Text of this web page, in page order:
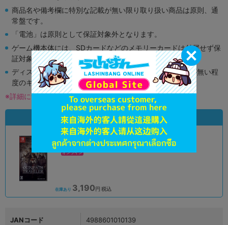
商品名や備考欄に特別な記載が無い限り取り扱い商品は原則、通
常盤です。
「電池」は原則として保証対象外となります。
ゲーム機本体には、SDカードなどのメモリーカードは付属せず保
証対象外となります。
ディスク類の読み取り面のキズに関しまして再生に支障が無い程
度のキズがある場合がございます。
※詳細につきましてはコチラ
状態違いの同一商品
状態 :A
オンライン
在庫あり 3,190円 税込
JANコード 4988601010139